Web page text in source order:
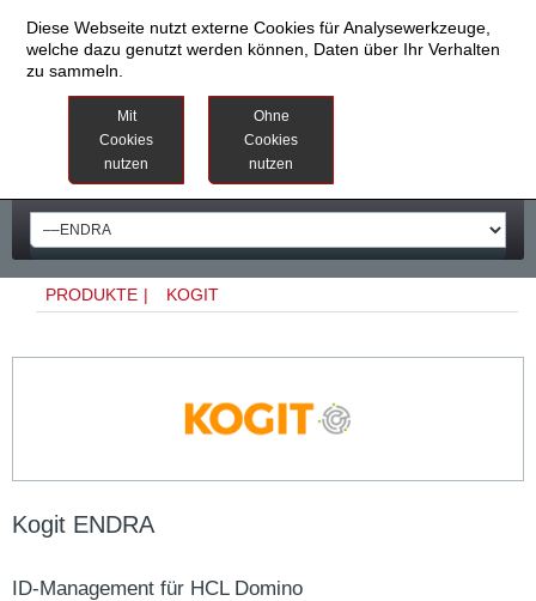
PRODUKTE | KOGIT
Kogit ENDRA
ID-Management für HCL Domino
Diese Webseite nutzt externe Cookies für Analysewerkzeuge,
welche dazu genutzt werden können, Daten über Ihr Verhalten
zu sammeln.
Mit
Cookies
nutzen
Ohne
Cookies
nutzen